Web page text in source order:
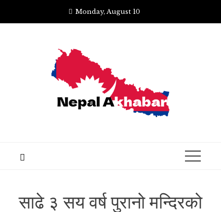
Monday, August 10
साढे ३ सय वर्ष पुरानो मन्दिरको